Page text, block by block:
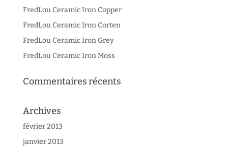
FredLou Ceramic Iron Copper
FredLou Ceramic Iron Corten
FredLou Ceramic Iron Grey
FredLou Ceramic Iron Moss
Commentaires récents
Archives
février 2013
janvier 2013